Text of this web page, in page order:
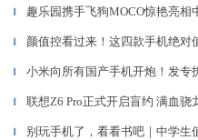
▎ 趣乐园携手飞狗MOCO惊艳亮相
▎ 颜值控看过来！这四款手机绝对
▎ 小米向所有国产手机开炮！发专
▎ 联想Z6 Pro正式开启盲约 满血骁
▎ 别玩手机了，看看书吧｜中学生